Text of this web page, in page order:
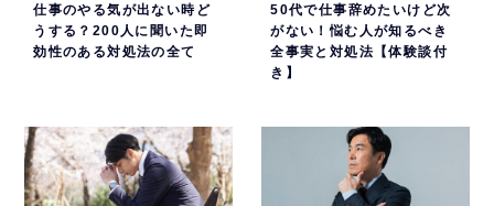
仕事のやる気が出ない時ど
うする？200人に聞いた即
効性のある対処法の全て
50代で仕事辞めたいけど次
がない！悩む人が知るべき
全事実と対処法【体験談付
き】